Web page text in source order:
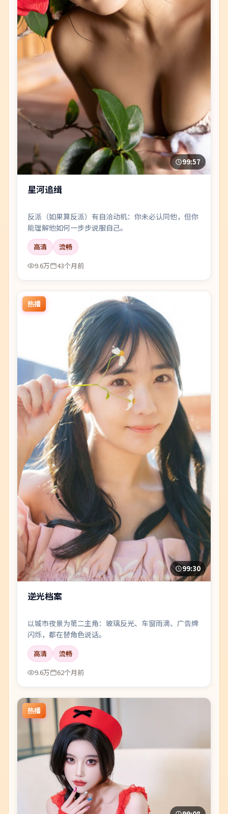
99:57
星河追缉
反派（如果算反派）有自洽动机：你未必认同他，但你
能理解他如何一步步说服自己。
高清
流畅
9.6万
43个月前
热播
99:30
逆光档案
以城市夜景为第二主角：玻璃反光、车窗雨滴、广告牌
闪烁，都在替角色说话。
高清
流畅
9.6万
62个月前
热播